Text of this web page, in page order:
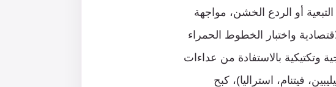
أو الردع الخشن، مواجهة
واختبار الخطوط الحمراء
وتكتيكية بالاستفادة من عداءات
فيتنام، استراليا)، كبح